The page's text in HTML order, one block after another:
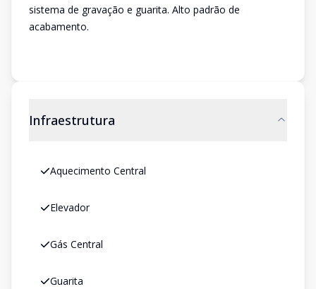
sistema de gravação e guarita. Alto padrão de
acabamento.
Infraestrutura
Aquecimento Central
Elevador
Gás Central
Guarita